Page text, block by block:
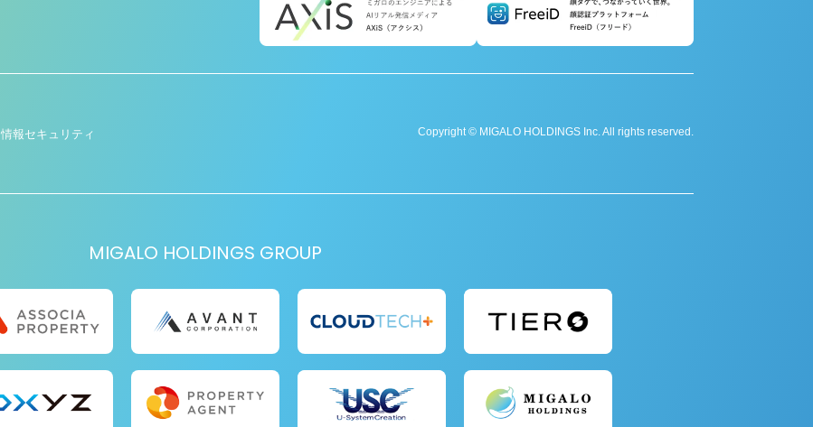
情報セキュリティ Copyright © MIGALO HOLDINGS Inc. All rights reserved.
MIGALO HOLDINGS GROUP